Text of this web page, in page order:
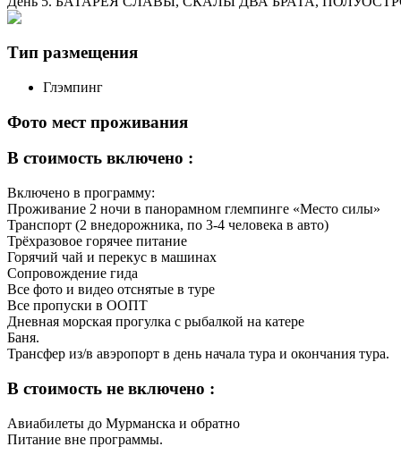
Тип размещения
Глэмпинг
Фото мест проживания
В стоимость включено :
Включено в программу:
Проживание 2 ночи в панорамном глемпинге «Место силы»
Транспорт (2 внедорожника, по 3-4 человека в авто)
Трёхразовое горячее питание
Горячий чай и перекус в машинах
Сопровождение гида
Все фото и видео отснятые в туре
Все пропуски в ООПТ
Дневная морская прогулка с рыбалкой на катере
Баня.
Трансфер из/в авэропорт в день начала тура и окончания тура.
В стоимость не включено :
Авиабилеты до Мурманска и обратно
Питание вне программы.